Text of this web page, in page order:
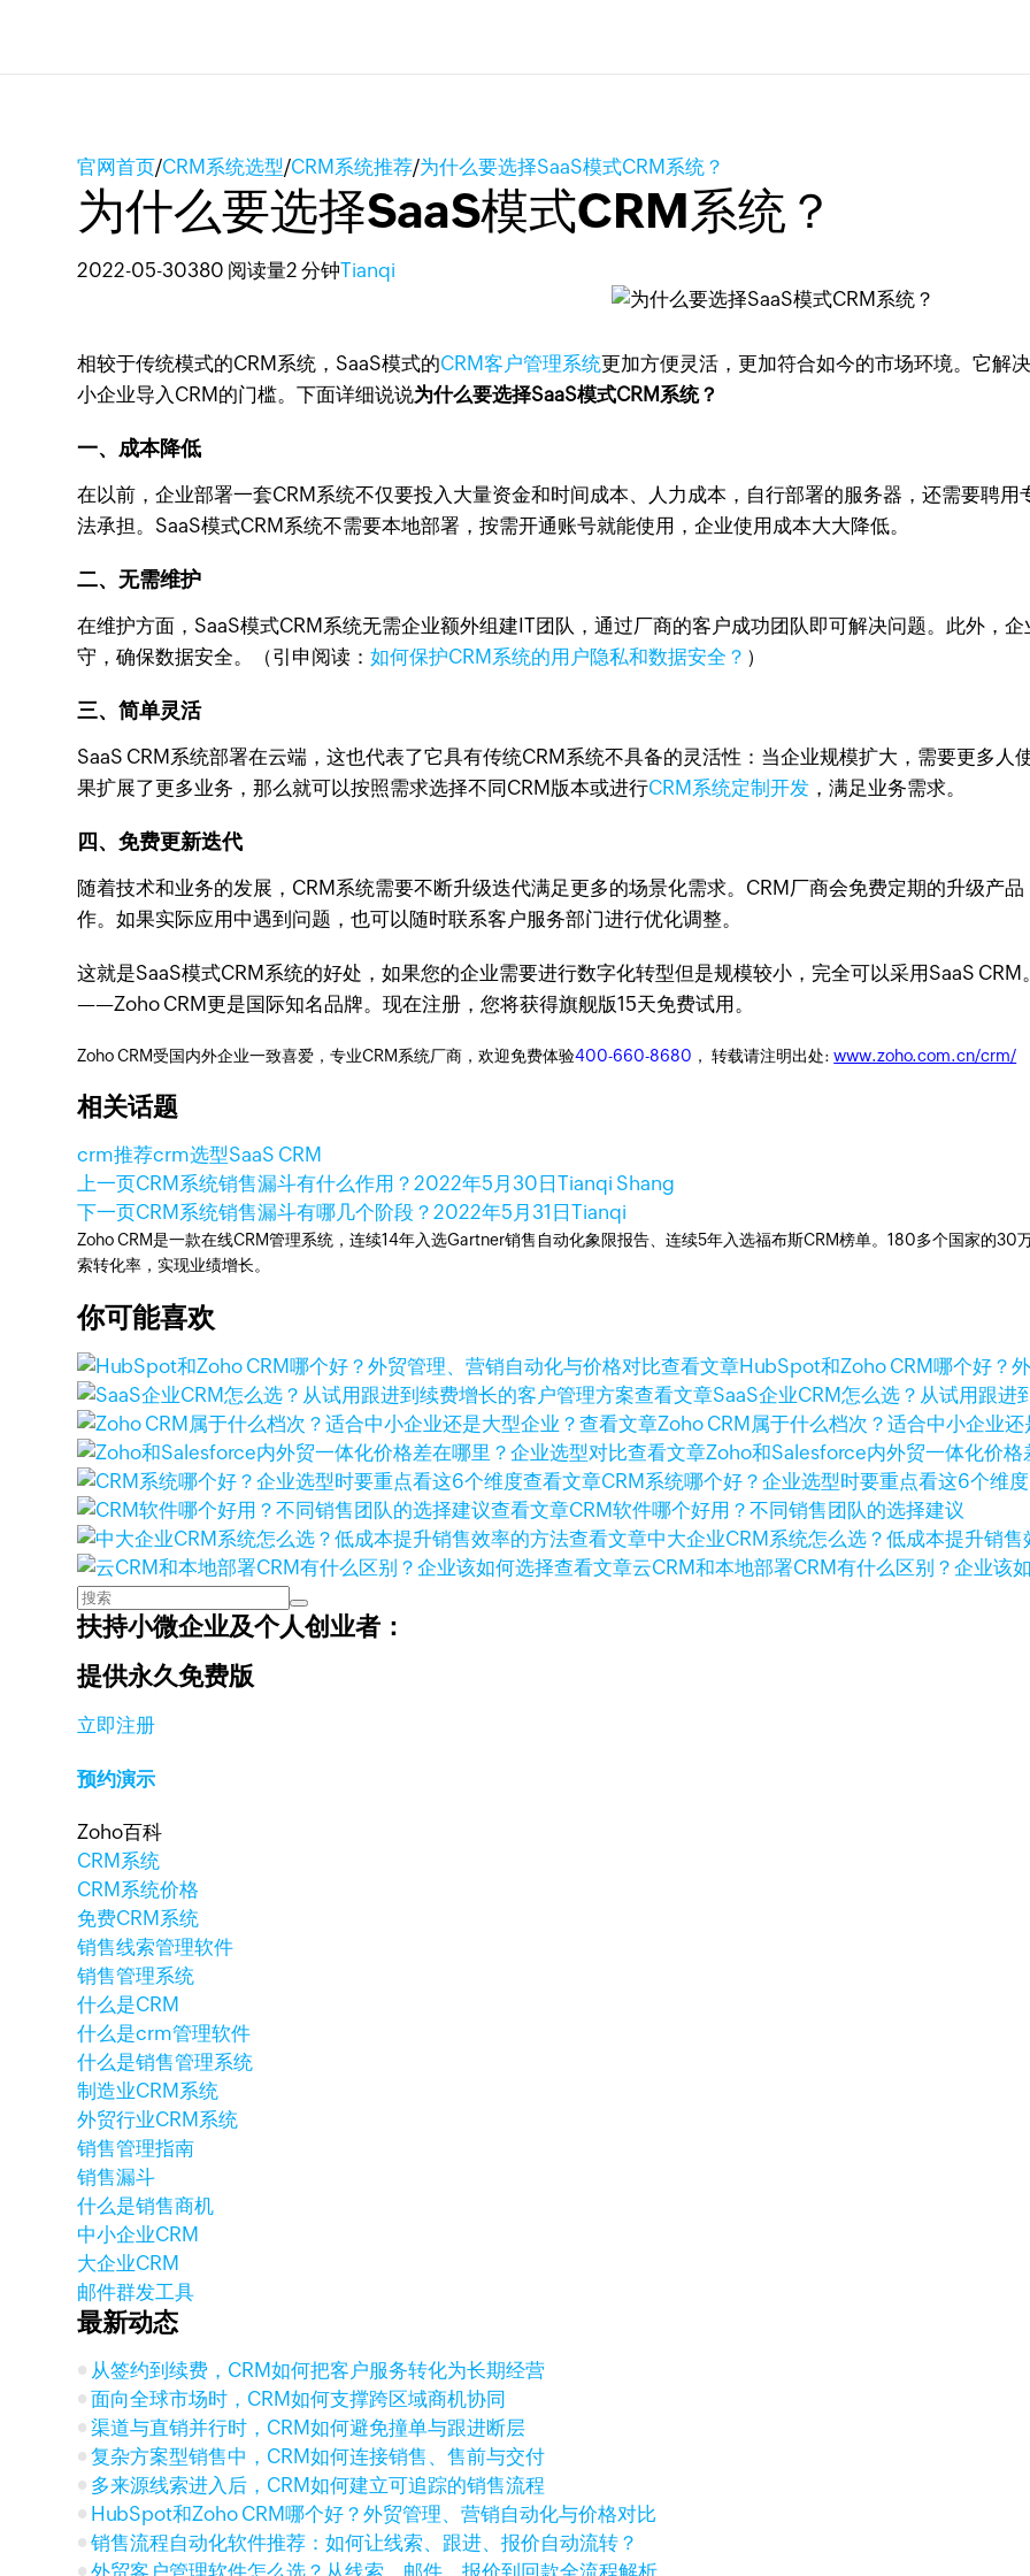
官网首页/CRM系统选型/CRM系统推荐/为什么要选择SaaS模式CRM系统？
为什么要选择SaaS模式CRM系统？
2022-05-30380 阅读量2 分钟Tianqi
相较于传统模式的CRM系统，SaaS模式的CRM客户管理系统更加方便灵活，更加符合如今的市场环境。它解
小企业导入CRM的门槛。下面详细说说为什么要选择SaaS模式CRM系统？
一、成本降低
在以前，企业部署一套CRM系统不仅要投入大量资金和时间成本、人力成本，自行部署的服务器，还需要聘
法承担。SaaS模式CRM系统不需要本地部署，按需开通账号就能使用，企业使用成本大大降低。
二、无需维护
在维护方面，SaaS模式CRM系统无需企业额外组建IT团队，通过厂商的客户成功团队即可解决问题。此外，
守，确保数据安全。（引申阅读：如何保护CRM系统的用户隐私和数据安全？ ）
三、简单灵活
SaaS CRM系统部署在云端，这也代表了它具有传统CRM系统不具备的灵活性：当企业规模扩大，需要更多
果扩展了更多业务，那么就可以按照需求选择不同CRM版本或进行CRM系统定制开发 ，满足业务需求。
四、免费更新迭代
随着技术和业务的发展，CRM系统需要不断升级迭代满足更多的场景化需求。CRM厂商会免费定期的升级产
作。如果实际应用中遇到问题，也可以随时联系客户服务部门进行优化调整。
这就是SaaS模式CRM系统的好处，如果您的企业需要进行数字化转型但是规模较小，完全可以采用SaaS
——Zoho CRM更是国际知名品牌。现在注册，您将获得旗舰版15天免费试用。
Zoho CRM受国内外企业一致喜爱，专业CRM系统厂商，欢迎免费体验400-660-8680 ， 转载请注明出处:www.zoho.com.cn/crm/
相关话题
crm推荐crm选型SaaS CRM
上一页CRM系统销售漏斗有什么作用？2022年5月30日Tianqi Shang
下一页CRM系统销售漏斗有哪几个阶段？2022年5月31日Tianqi
Zoho CRM是一款在线CRM管理系统，连续14年入选Gartner销售自动化象限报告、连续5年入选福布斯CRM榜单。180多个国家的30
索转化率，实现业绩增长。
你可能喜欢
查看文章HubSpot和Zoho CRM哪个好？
查看文章SaaS企业CRM怎么选？从试用跟进
查看文章Zoho CRM属于什么档次？适合中小企业
查看文章Zoho和Salesforce内外贸一体化价
查看文章CRM系统哪个好？企业选型时要重点看这6个维度
查看文章CRM软件哪个好用？不同销售团队的选择建议
查看文章中大企业CRM系统怎么选？低成本提升销售
查看文章云CRM和本地部署CRM有什么区别？企业该
扶持小微企业及个人创业者：
提供永久免费版
立即注册
预约演示
Zoho百科
CRM系统
CRM系统价格
免费CRM系统
销售线索管理软件
销售管理系统
什么是CRM
什么是crm管理软件
什么是销售管理系统
制造业CRM系统
外贸行业CRM系统
销售管理指南
销售漏斗
什么是销售商机
中小企业CRM
大企业CRM
邮件群发工具
最新动态
从签约到续费，CRM如何把客户服务转化为长期经营
面向全球市场时，CRM如何支撑跨区域商机协同
渠道与直销并行时，CRM如何避免撞单与跟进断层
复杂方案型销售中，CRM如何连接销售、售前与交付
多来源线索进入后，CRM如何建立可追踪的销售流程
HubSpot和Zoho CRM哪个好？外贸管理、营销自动化与价格对比
销售流程自动化软件推荐：如何让线索、跟进、报价自动流转？
外贸客户管理软件怎么选？从线索、邮件、报价到回款全流程解析